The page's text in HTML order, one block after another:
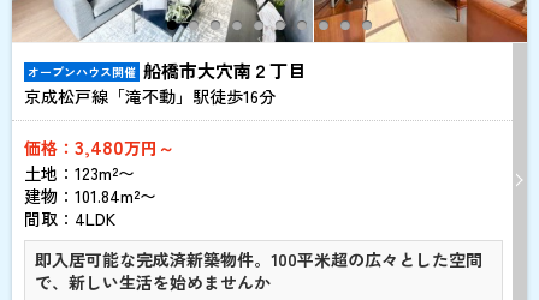
オープンハウス開催 船橋市大穴南２丁目
京成松戸線「滝不動」駅徒歩16分
価格： 3,480万円～
土地：123m²〜
建物：101.84m²〜
間取：4LDK
即入居可能な完成済新築物件。100平米超の広々とした空間
で、新しい生活を始めませんか